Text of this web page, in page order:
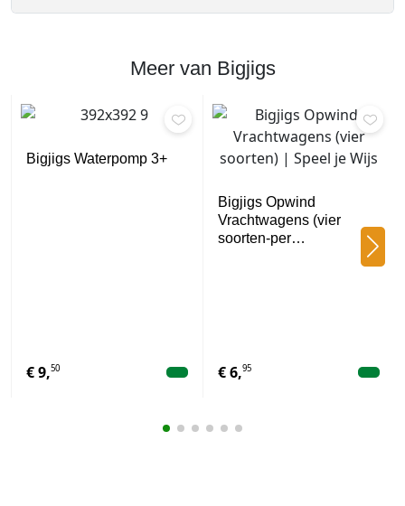
Meer van Bigjigs
Bigjigs Waterpomp 3+
€9,50
Bigjigs Opwind
Vrachtwagens (vier
soorten-per…
€6,95